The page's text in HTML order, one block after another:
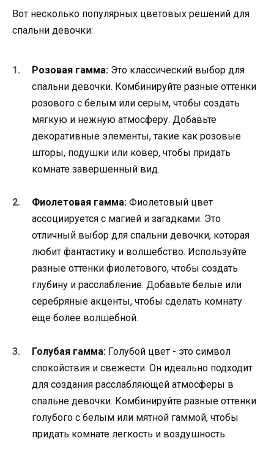
Вот несколько популярных цветовых решений для
спальни девочки:
Розовая гамма: Это классический выбор для
спальни девочки. Комбинируйте разные оттенки
розового с белым или серым, чтобы создать
мягкую и нежную атмосферу. Добавьте
декоративные элементы, такие как розовые
шторы, подушки или ковер, чтобы придать
комнате завершенный вид.
Фиолетовая гамма: Фиолетовый цвет
ассоциируется с магией и загадками. Это
отличный выбор для спальни девочки, которая
любит фантастику и волшебство. Используйте
разные оттенки фиолетового, чтобы создать
глубину и расслабление. Добавьте белые или
серебряные акценты, чтобы сделать комнату
еще более волшебной.
Голубая гамма: Голубой цвет - это символ
спокойствия и свежести. Он идеально подходит
для создания расслабляющей атмосферы в
спальне девочки. Комбинируйте разные оттенки
голубого с белым или мятной гаммой, чтобы
придать комнате легкость и воздушность.